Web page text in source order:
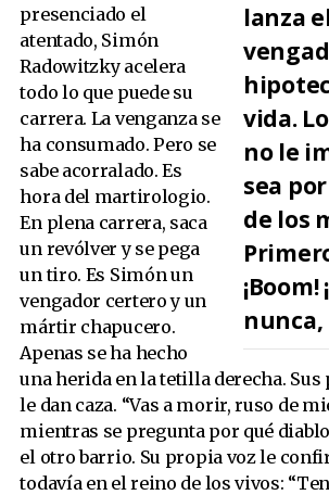
lanza
vida.
no le
sea
de los
¡Boom!
nunca,
presenciado el
atentado, Simón
Radowitzky acelera
todo lo que puede su
carrera. La venganza se
ha consumado. Pero se
sabe acorralado. Es
hora del martirologio.
En plena carrera, saca
un revólver y se pega
un tiro. Es Simón un
vengador certero y un
mártir chapucero.
Apenas se ha hecho
una herida en la tetilla derecha.
le dan caza. “Vas a morir, ruso de
mientras se pregunta por qué
el otro barrio. Su propia voz le
todavía en el reino de los vivos: